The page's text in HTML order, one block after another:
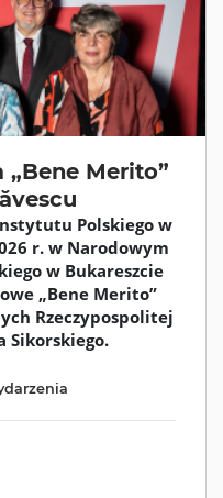
Merito”
Polskiego w
r. w Narodowym
w Bukareszcie
„Bene Merito”
Rzeczypospolitej
Sikorskiego.